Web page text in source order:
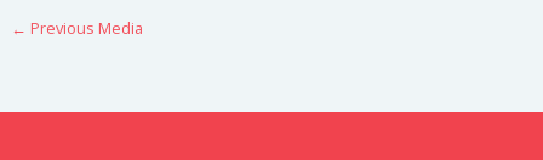
← Previous Media